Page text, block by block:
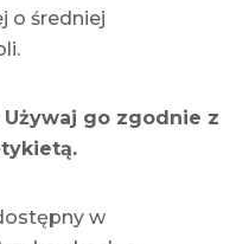
o średniej
go zgodnie z
w